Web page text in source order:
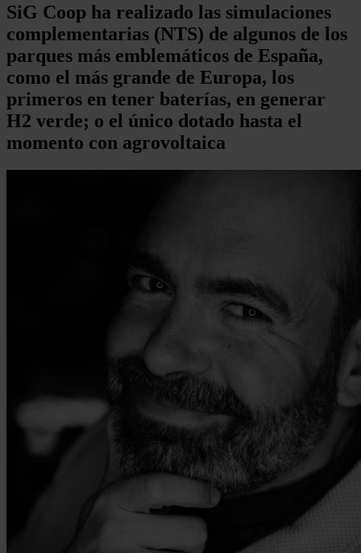
SiG Coop ha realizado las simulaciones
complementarias (NTS) de algunos de los
parques más emblemáticos de España,
como el más grande de Europa, los
primeros en tener baterías, en generar
H2 verde; o el único dotado hasta el
momento con agrovoltaica